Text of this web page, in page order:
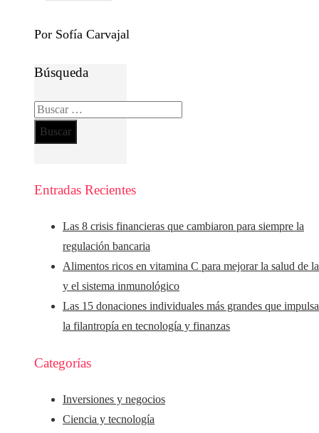
Por Sofía Carvajal
Búsqueda
Buscar:
Entradas Recientes
Las 8 crisis financieras que cambiaron para siempre la
regulación bancaria
Alimentos ricos en vitamina C para mejorar la salud de
y el sistema inmunológico
Las 15 donaciones individuales más grandes que
la filantropía en tecnología y finanzas
Categorías
Inversiones y negocios
Ciencia y tecnología